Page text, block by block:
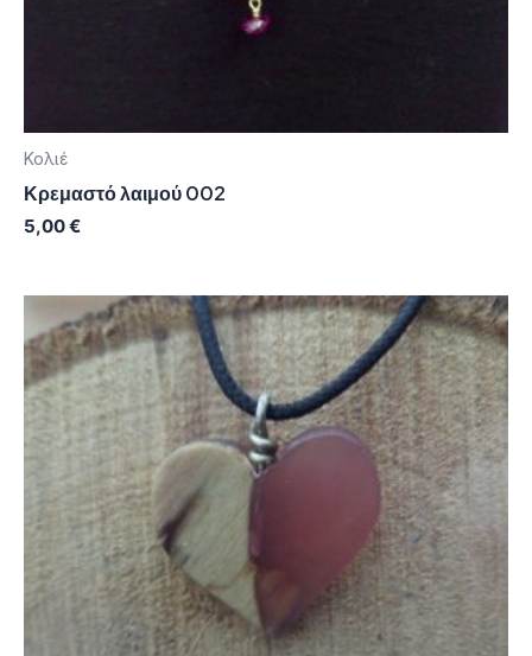
Κολιέ
Κρεμαστό λαιμού 002
5,00€